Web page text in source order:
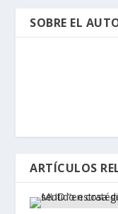
SOBRE EL
ARTÍCULOS